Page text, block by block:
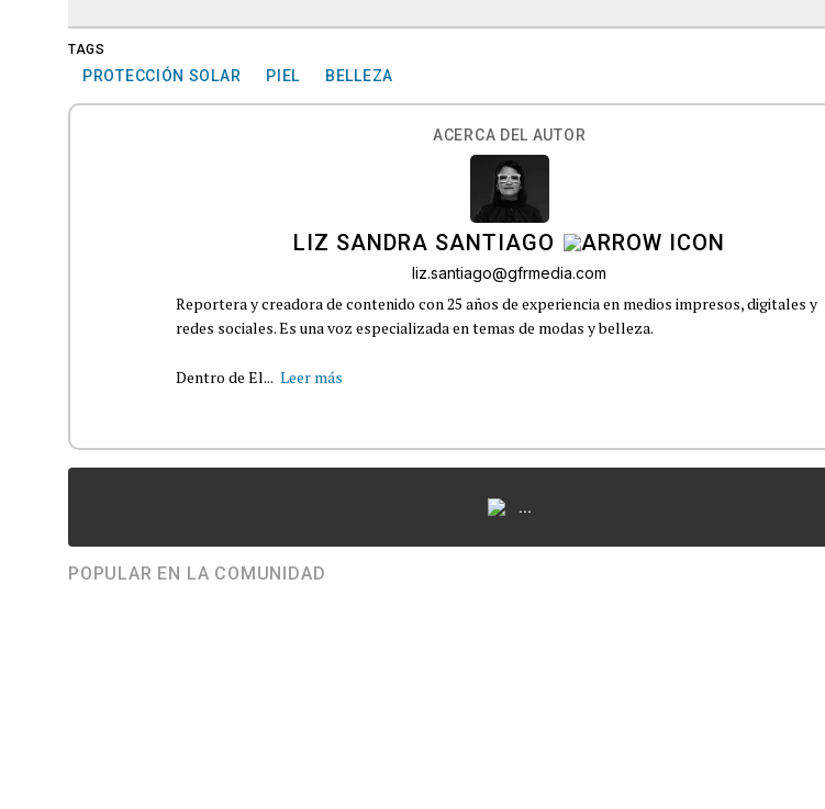
TAGS
PROTECCIÓN SOLAR PIEL BELLEZA
ACERCA DEL AUTOR
LIZ SANDRA SANTIAGO
liz.santiago@gfrmedia.com
Reportera y creadora de contenido con 25 años de experiencia en medios impresos, digitales y
redes sociales. Es una voz especializada en temas de modas y belleza.
Dentro de El... Leer más
...
POPULAR EN LA COMUNIDAD